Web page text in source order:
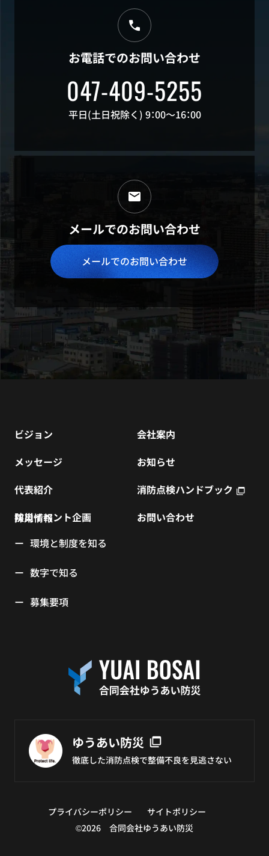
お電話でのお問い合わせ
047-409-5255
平日(土日祝除く) 9：00～16：00
メールでのお問い合わせ
メールでのお問い合わせ
ビジョン
メッセージ
代表紹介
防災イベント企画
採用情報
環境と制度を知る
数字で知る
募集要項
会社案内
お知らせ
消防点検ハンドブック
お問い合わせ
ゆうあい防災
徹底した消防点検で整備不良を見逃さない
プライバシーポリシー
サイトポリシー
©2026 合同会社ゆうあい防災